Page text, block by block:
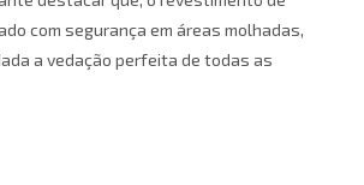
com segurança em áreas molhadas,
a vedação perfeita de todas as